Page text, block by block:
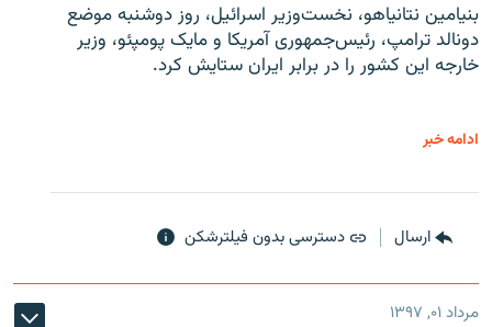
بنیامین نتانیاهو، نخست‌وزیر اسرائیل، روز دوشنبه موضع
دونالد ترامپ، رئیس‌جمهوری آمریکا و مایک پومپئو، وزیر
خارجه این کشور را در برابر ایران ستایش کرد.
ادامه خبر
ارسال دسترسی بدون فیلترشکن
مرداد ۰۱, ۱۳۹۷